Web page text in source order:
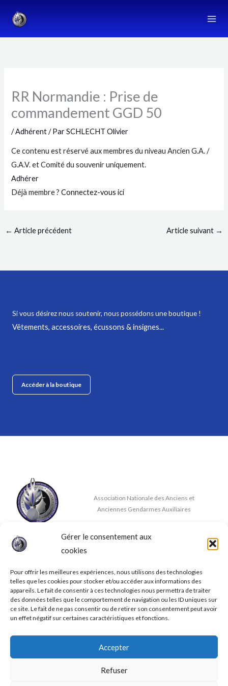
Gérer le consentement aux
cookies
Pour offrir les meilleures expériences, nous utilisons des technologies
telles que les cookies pour stocker et/ou accéder aux informations des
appareils. Le fait de consentir à ces technologies nous permettra de traiter
des données telles que le comportement de navigation ou les ID uniques sur
ce site. Le fait de ne pas consentir ou de retirer son consentement peut avoir
un effet négatif sur certaines caractéristiques et fonctions.
Accepter
Refuser
RR Normandie : Prise de
commandement GGD 50
/Adhérent/ ParSCHLECHT Olivier
Ce contenu est réservé aux membres du niveau Ancien G.A. /
G.A.V. et Comité du souvenir uniquement.
Adhérer
Déjà membre ?Connectez-vous ici
← Article précédent Article suivant →
Si vous désirez nous soutenir, nous possédons une boutique !
Vêtements, accessoires, écussons & insignes...
Accéder à la boutique
Association Nationale des Anciens et
Anciennes Gendarmes Auxiliaires
Nous contacter
11 rue de la Doux, 86140 DOUSSAY
© 2026 A.N.A.A.G.A.
Mentions légales
Conditions générales de ventes